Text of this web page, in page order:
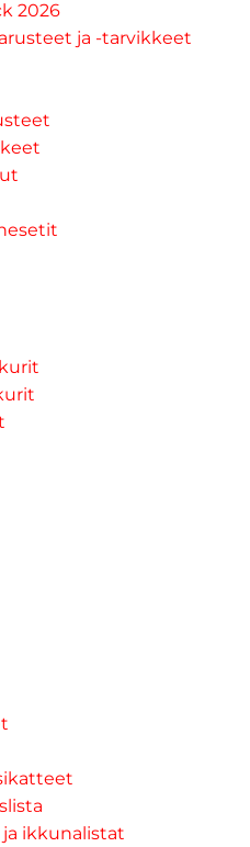
2026
ja -tarvikkeet
ja ikkunalistat